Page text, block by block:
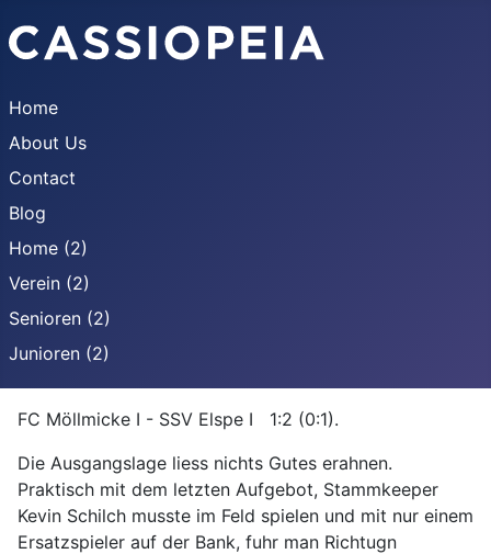
Home
About Us
Contact
Blog
Home (2)
Verein (2)
Senioren (2)
Junioren (2)
FC Möllmicke I - SSV Elspe I 1:2 (0:1).
Die Ausgangslage liess nichts Gutes erahnen.
Praktisch mit dem letzten Aufgebot, Stammkeeper
Kevin Schilch musste im Feld spielen und mit nur einem
Ersatzspieler auf der Bank, fuhr man Richtugn